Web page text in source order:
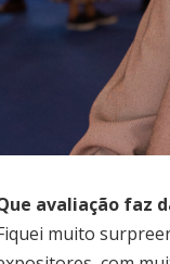
avaliação faz
muito